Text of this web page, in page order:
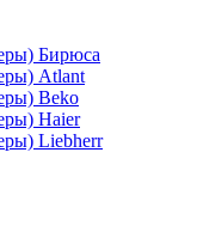
Бирюса
Atlant
Beko
Haier
Liebherr